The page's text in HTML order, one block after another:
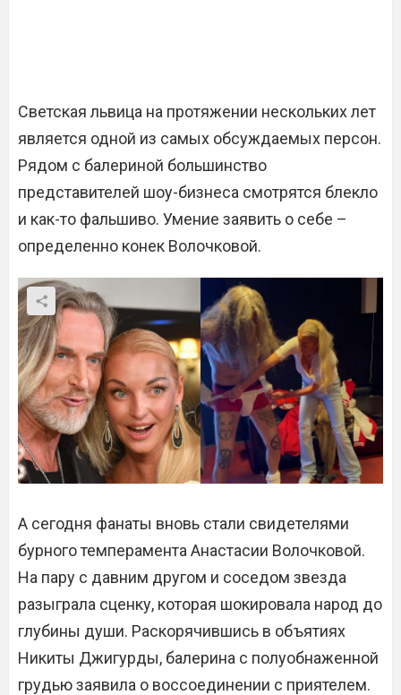
Светская львица на протяжении нескольких лет
является одной из самых обсуждаемых персон.
Рядом с балериной большинство
представителей шоу-бизнеса смотрятся блекло
и как-то фальшиво. Умение заявить о себе –
определенно конек Волочковой.
А сегодня фанаты вновь стали свидетелями
бурного темперамента Анастасии Волочковой.
На пару с давним другом и соседом звезда
разыграла сценку, которая шокировала народ до
глубины души. Раскорячившись в объятиях
Никиты Джигурды, балерина с полуобнаженной
грудью заявила о воссоединении с приятелем.